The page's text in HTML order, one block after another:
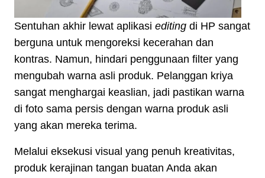
Sentuhan akhir lewat aplikasi editing di HP sangat
berguna untuk mengoreksi kecerahan dan
kontras. Namun, hindari penggunaan filter yang
mengubah warna asli produk. Pelanggan kriya
sangat menghargai keaslian, jadi pastikan warna
di foto sama persis dengan warna produk asli
yang akan mereka terima.
Melalui eksekusi visual yang penuh kreativitas,
produk kerajinan tangan buatan Anda akan